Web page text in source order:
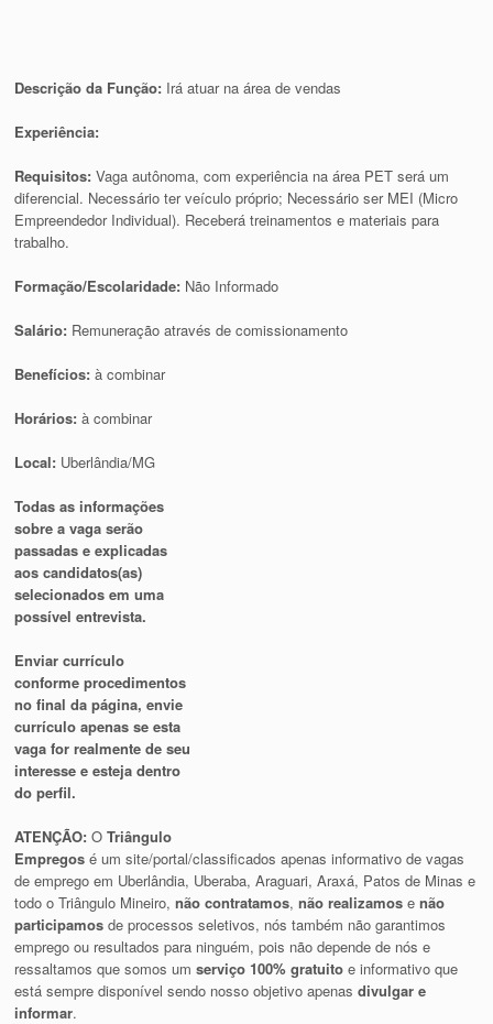
Descrição da Função: Irá atuar na área de vendas
Experiência:
Requisitos:Vaga autônoma, com experiência na área PET será um
diferencial. Necessário ter veículo próprio; Necessário ser MEI (Micro
Empreendedor Individual). Receberá treinamentos e materiais para
trabalho.
Formação/Escolaridade: Não Informado
Salário: Remuneração através de comissionamento
Benefícios:à combinar
Horários:à combinar
Local: Uberlândia/MG
Todas as informações
sobre a vaga serão
passadas e explicadas
aos candidatos(as)
selecionados em uma
possível entrevista.
Enviar currículo
conforme procedimentos
no final da página, envie
currículo apenas se esta
vaga for realmente de seu
interesse e esteja dentro
do perfil.
ATENÇÃO: OTriângulo
Empregos é um site/portal/classificados apenas informativo de vagas
de emprego em Uberlândia, Uberaba, Araguari, Araxá, Patos de Minas e
todo o Triângulo Mineiro,não contratamos,não realizamos enão
participamos de processos seletivos, nós também não garantimos
emprego ou resultados para ninguém, pois não depende de nós e
ressaltamos que somos umserviço 100% gratuito e informativo que
está sempre disponível sendo nosso objetivo apenasdivulgar e
informar.